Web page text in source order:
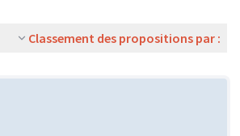
Classement des propositions par :